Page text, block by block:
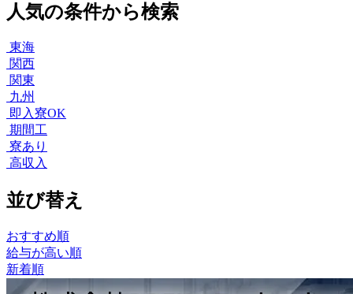
人気の条件から検索
東海
関西
関東
九州
即入寮OK
期間工
寮あり
高収入
並び替え
おすすめ順
給与が高い順
新着順